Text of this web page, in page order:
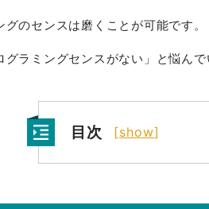
グのセンスは磨くことが可能です。
グラミングセンスがない」と悩ん
目次 [show]